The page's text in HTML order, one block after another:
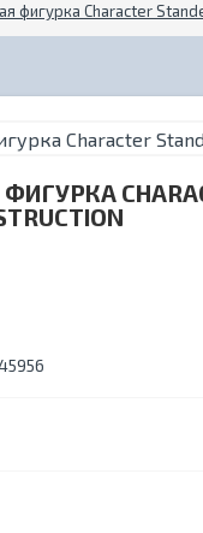
фигурка Character